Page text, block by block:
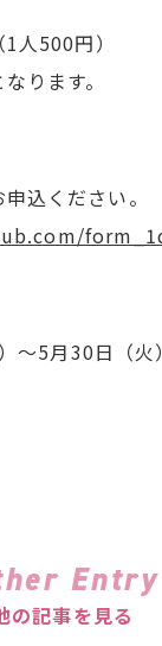
人500円）
ります。
込ください。
〜5月30日（火）
Entry
の記事を見る